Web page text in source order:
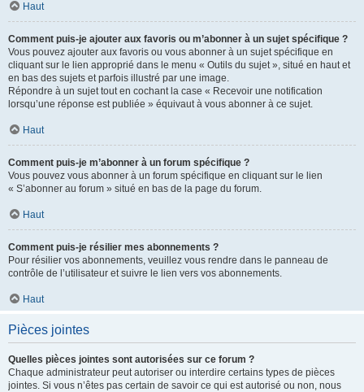
Haut
Comment puis-je ajouter aux favoris ou m’abonner à un sujet spécifique ?
Vous pouvez ajouter aux favoris ou vous abonner à un sujet spécifique en
cliquant sur le lien approprié dans le menu « Outils du sujet », situé en haut et
en bas des sujets et parfois illustré par une image.
Répondre à un sujet tout en cochant la case « Recevoir une notification
lorsqu’une réponse est publiée » équivaut à vous abonner à ce sujet.
Haut
Comment puis-je m’abonner à un forum spécifique ?
Vous pouvez vous abonner à un forum spécifique en cliquant sur le lien
« S’abonner au forum » situé en bas de la page du forum.
Haut
Comment puis-je résilier mes abonnements ?
Pour résilier vos abonnements, veuillez vous rendre dans le panneau de
contrôle de l’utilisateur et suivre le lien vers vos abonnements.
Haut
Pièces jointes
Quelles pièces jointes sont autorisées sur ce forum ?
Chaque administrateur peut autoriser ou interdire certains types de pièces
jointes. Si vous n’êtes pas certain de savoir ce qui est autorisé ou non, nous